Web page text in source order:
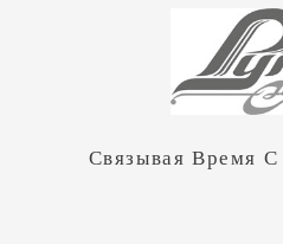
Связывая Время С